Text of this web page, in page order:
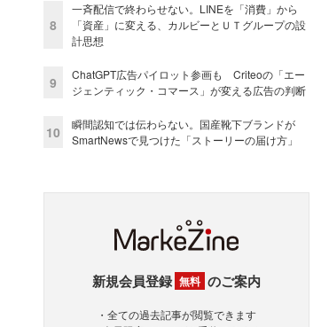
8
一斉配信で終わらせない。LINEを「消費」から
「資産」に変える、カルビーとＵＴグループの設
計思想
9
ChatGPT広告パイロット参画も Criteoの「エー
ジェンティック・コマース」が変える広告の判断
10
瞬間認知では伝わらない。国産靴下ブランドが
SmartNewsで見つけた「ストーリーの届け方」
新規会員登録 無料 のご案内
・全ての過去記事が閲覧できます